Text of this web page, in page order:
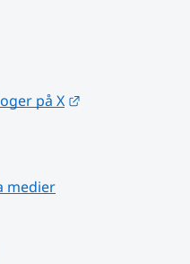
på X
medier